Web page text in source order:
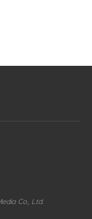
Co., Ltd.